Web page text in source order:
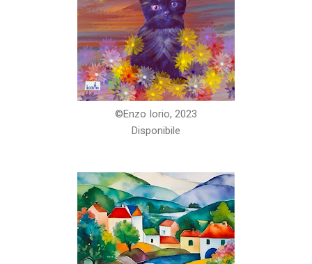
©️Enzo Iorio, 2023
Disponibile